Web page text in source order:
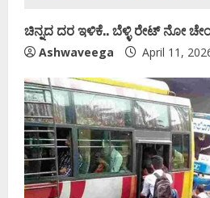
ಚಿನ್ನದ ದರ ಇಳಿಕೆ.. ಬೆಳ್ಳಿ ರೇಟ್‌ ನೋ
Ashwaveega April 11,